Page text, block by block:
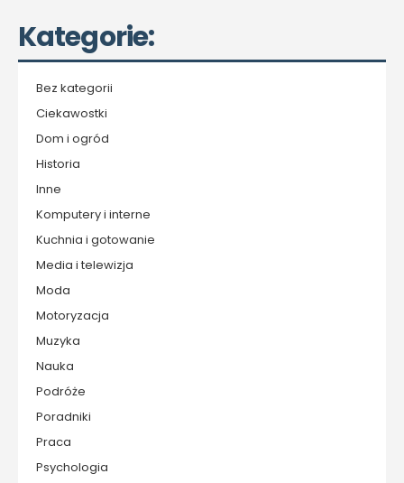
Kategorie:
Bez kategorii
Ciekawostki
Dom i ogród
Historia
Inne
Komputery i interne
Kuchnia i gotowanie
Media i telewizja
Moda
Motoryzacja
Muzyka
Nauka
Podróże
Poradniki
Praca
Psychologia